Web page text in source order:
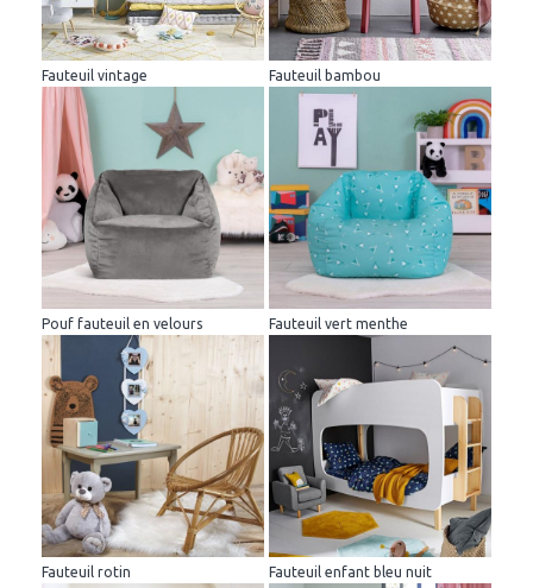
Fauteuil vintage Fauteuil bambou
Pouf fauteuil en velours Fauteuil vert menthe
Fauteuil rotin Fauteuil enfant bleu nuit